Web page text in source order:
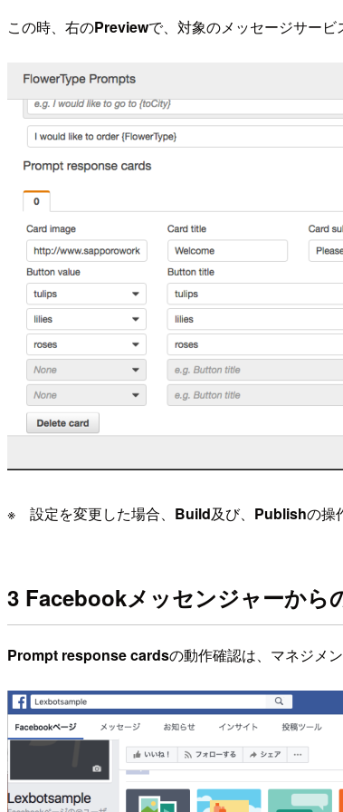
この時、右のPreviewで、対象のメッセージサービ
※ 設定を変更した場合、 Build及び、 Publishの操
3 Facebookメッセンジャーから
Prompt response cardsの動作確認は、マネジメ